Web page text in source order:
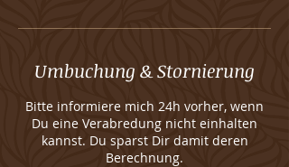
Umbuchung & Stornierung
Bitte informiere mich 24h vorher, wenn
Du eine Verabredung nicht einhalten
kannst. Du sparst Dir damit deren
Berechnung.